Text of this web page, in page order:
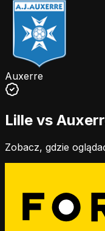
Auxerre
Lille vs
Zobacz, gdzie